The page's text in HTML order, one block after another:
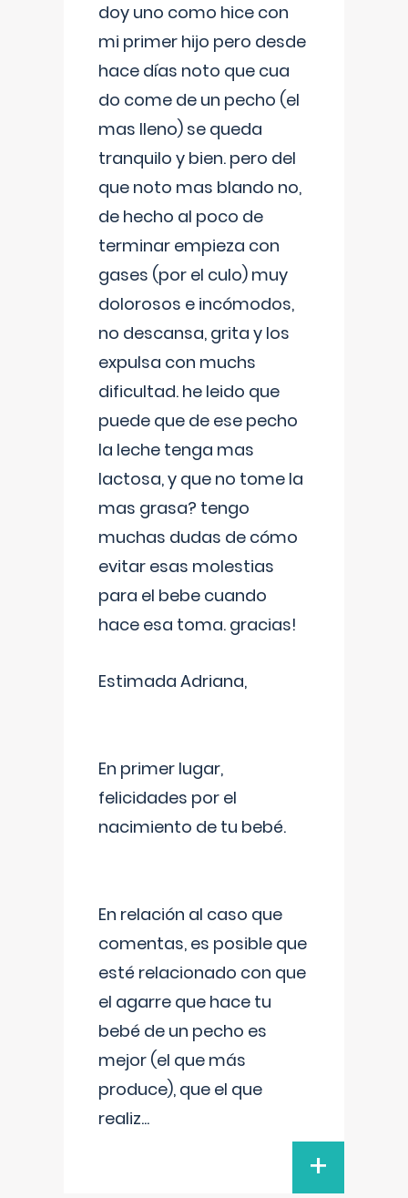
doy uno como hice con
mi primer hijo pero desde
hace días noto que cua
do come de un pecho (el
mas lleno) se queda
tranquilo y bien. pero del
que noto mas blando no,
de hecho al poco de
terminar empieza con
gases (por el culo) muy
dolorosos e incómodos,
no descansa, grita y los
expulsa con muchs
dificultad. he leido que
puede que de ese pecho
la leche tenga mas
lactosa, y que no tome la
mas grasa? tengo
muchas dudas de cómo
evitar esas molestias
para el bebe cuando
hace esa toma. gracias!
Estimada Adriana,
En primer lugar,
felicidades por el
nacimiento de tu bebé.
En relación al caso que
comentas, es posible que
esté relacionado con que
el agarre que hace tu
bebé de un pecho es
mejor (el que más
produce), que el que
realiz...
+